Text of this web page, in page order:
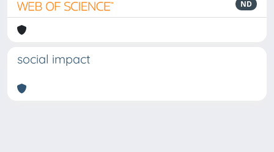
ND
social impact